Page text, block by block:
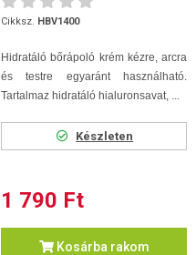
Cikksz. HBV1400
Hidratáló bőrápoló krém kézre, arcra
és testre egyaránt használható.
Tartalmaz hidratáló hialuronsavat, ...
Készleten
1 790 Ft
Kosárba rakom